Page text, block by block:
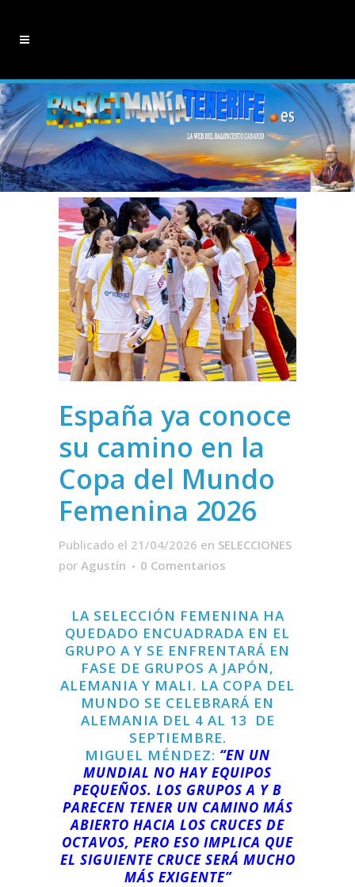
España ya conoce
su camino en la
Copa del Mundo
Femenina 2026
Publicado el 21/04/2026 en SELECCIONES
por Agustín 0 Comentarios
LA SELECCIÓN FEMENINA HA
QUEDADO ENCUADRADA EN EL
GRUPO A Y SE ENFRENTARÁ EN
FASE DE GRUPOS A JAPÓN,
ALEMANIA Y MALI. LA COPA DEL
MUNDO SE CELEBRARÁ EN
ALEMANIA DEL 4 AL 13 DE
SEPTIEMBRE.
MIGUEL MÉNDEZ: “EN UN
MUNDIAL NO HAY EQUIPOS
PEQUEÑOS. LOS GRUPOS A Y B
PARECEN TENER UN CAMINO MÁS
ABIERTO HACIA LOS CRUCES DE
OCTAVOS, PERO ESO IMPLICA QUE
EL SIGUIENTE CRUCE SERÁ MUCHO
MÁS EXIGENTE”